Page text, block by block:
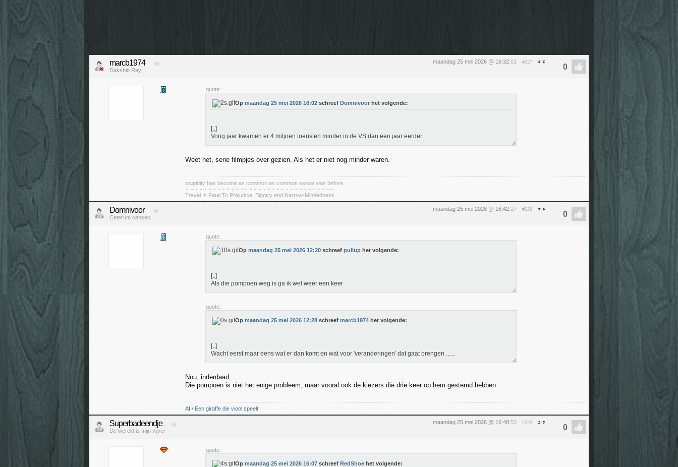
maandag 25 mei 2026 @ 16:32:01 #227
marcb1974
Dakshin Ray
quote:
Op maandag 25 mei 2026 16:02 schreef Domnivoor het volgende:
[..]
Vorig jaar kwamen er 4 miljoen toeristen minder in de VS dan een jaar eerder.
Weet het, serie filmpjes over gezien. Als het er niet nog minder waren.
stupidity has become as common as common sense was before
~ ~ ~ ~ ~ ~ ~ ~ ~ ~ ~ ~ ~ ~ ~ ~ ~ ~ ~ ~ ~ ~ ~ ~ ~ ~ ~ ~ ~ ~ ~ ~ ~
Travel Is Fatal To Prejudice, Bigotry and Narrow-Mindedness
maandag 25 mei 2026 @ 16:42:27 #228
Domnivoor
Ceterum censeo...
quote:
Op maandag 25 mei 2026 12:20 schreef pullup het volgende:
[..]
Als die pompoen weg is ga ik wel weer een keer
quote:
Op maandag 25 mei 2026 12:28 schreef marcb1974 het volgende:
[..]
Wacht eerst maar eens wat er dan komt en wat voor 'veranderingen' dat gaat brengen ......
Nou, inderdaad.
Die pompoen is niet het enige probleem, maar vooral ook de kiezers die drie keer op hem gestemd hebben.
AI / Een giraffe die viool speelt
maandag 25 mei 2026 @ 16:48:53 #229
Superbadeendje
De wereld is mijn vijver
quote:
Op maandag 25 mei 2026 16:07 schreef RedShoe het volgende: